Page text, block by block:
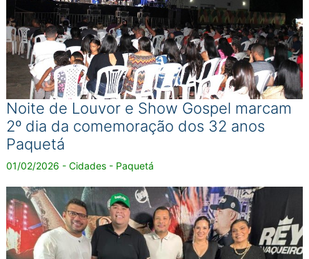
Noite de Louvor e Show Gospel marcam
2º dia da comemoração dos 32 anos
Paquetá
01/02/2026 - Cidades - Paquetá